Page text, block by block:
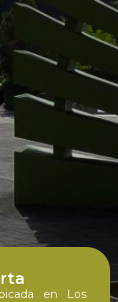
en Los